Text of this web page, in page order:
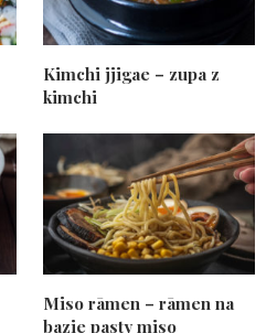
Kimchi jjigae – zupa z
kimchi
Miso rāmen – rāmen na
bazie pasty miso